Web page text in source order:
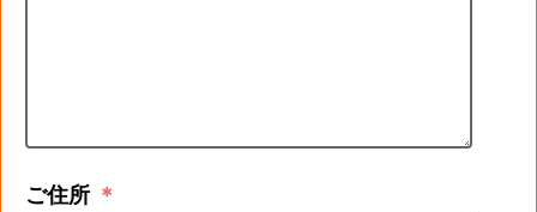
ご住所 ＊